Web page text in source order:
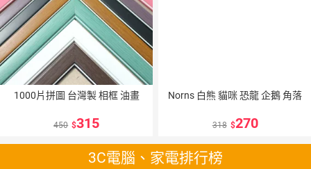
1000片拼圖 台灣製 相框 油畫
450 315
Norns 白熊 貓咪 恐龍 企鵝 角落
318 270
3C電腦、家電排行榜